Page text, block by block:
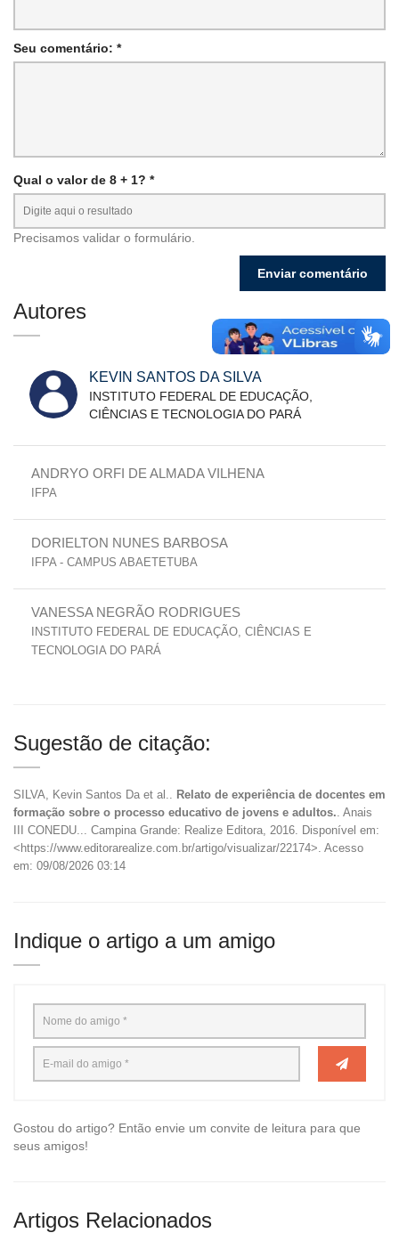
Seu comentário: *
Qual o valor de 8 + 1? *
Precisamos validar o formulário.
Autores
KEVIN SANTOS DA SILVA
INSTITUTO FEDERAL DE EDUCAÇÃO,
CIÊNCIAS E TECNOLOGIA DO PARÁ
ANDRYO ORFI DE ALMADA VILHENA
IFPA
DORIELTON NUNES BARBOSA
IFPA - CAMPUS ABAETETUBA
VANESSA NEGRÃO RODRIGUES
INSTITUTO FEDERAL DE EDUCAÇÃO, CIÊNCIAS E
TECNOLOGIA DO PARÁ
Sugestão de citação:
SILVA, Kevin Santos Da et al..
Relato de experiência de docentes em
formação sobre o processo educativo de jovens e adultos. . Anais
III CONEDU... Campina Grande: Realize Editora, 2016. Disponível em:
<https://www.editorarealize.com.br/artigo/visualizar/22174>. Acesso
em: 09/08/2026 03:14
Indique o artigo a um amigo
Gostou do artigo? Então envie um convite de leitura para que
seus amigos!
Artigos Relacionados